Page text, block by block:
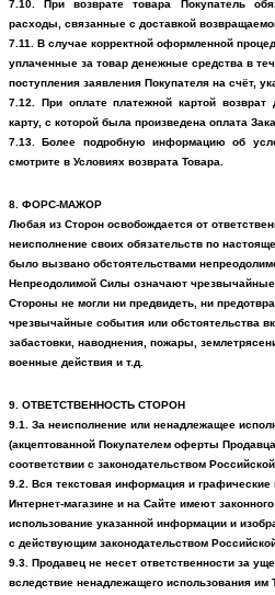
7.10. При возврате товара Покупатель
расходы, связанные с доставкой
7.11. В случае корректной оформленной
уплаченные за товар денежные средства в
поступления заявления Покупателя на счёт,
7.12. При оплате платежной картой
карту, с которой была произведена оплата
7.13. Более подробную информацию об
смотрите в Условиях возврата Товара.
8. ФОРС-МАЖОР
Любая из Сторон освобождается от
неисполнение своих обязательств по
было вызвано обстоятельствами
Непреодолимой Силы означают
Стороны не могли ни предвидеть, ни
чрезвычайные события или обстоятельства
забастовки, наводнения, пожары,
военные действия и т.д.
9. ОТВЕТСТВЕННОСТЬ СТОРОН
9.1. За неисполнение или ненадлежащее
(акцептованной Покупателем оферты
соответствии с законодательством
9.2. Вся текстовая информация и
Интернет-магазине и на Сайте имеют
использование указанной информации и
с действующим законодательством
9.3. Продавец не несет ответственности за
вследствие ненадлежащего использования им